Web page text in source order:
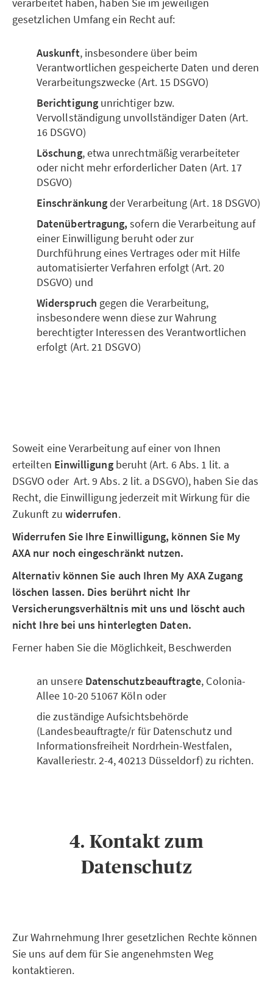
gesetzlichen Umfang ein Recht auf:
Auskunft, insbesondere über beim
Verantwortlichen gespeicherte Daten und deren
Verarbeitungszwecke (Art. 15 DSGVO)
Berichtigungunrichtiger bzw.
Vervollständigung unvollständiger Daten (Art.
16 DSGVO)
Löschung, etwa unrechtmäßig verarbeiteter
oder nicht mehr erforderlicher Daten (Art. 17
DSGVO)
Einschränkungder Verarbeitung (Art. 18 DSGVO)
Datenübertragung,sofern die Verarbeitung auf
einer Einwilligung beruht oder zur
Durchführung eines Vertrages oder mit Hilfe
automatisierter Verfahren erfolgt (Art. 20
DSGVO) und
Widerspruch gegen die Verarbeitung,
insbesondere wenn diese zur Wahrung
berechtigter Interessen des Verantwortlichen
erfolgt (Art. 21 DSGVO)
Soweit eine Verarbeitung auf einer von Ihnen
erteilten Einwilligungberuht (Art. 6 Abs. 1 lit. a
DSGVO oder Art. 9 Abs. 2 lit. a DSGVO), haben Sie das
Recht, die Einwilligung jederzeit mit Wirkung für die
Zukunft zu widerrufen.
Widerrufen Sie Ihre Einwilligung, können Sie My
AXA nur noch eingeschränkt nutzen.
Alternativ können Sie auch Ihren My AXA Zugang
löschen lassen. Dies berührt nicht Ihr
Versicherungsverhältnis mit uns und löscht auch
nicht Ihre bei uns hinterlegten Daten.
Ferner haben Sie die Möglichkeit, Beschwerden
an unsere Datenschutzbeauftragte, Colonia-
Allee 10-20 51067 Köln oder
die zuständige Aufsichtsbehörde
(Landesbeauftragte/r für Datenschutz und
Informationsfreiheit Nordrhein-Westfalen,
Kavalleriestr. 2-4, 40213 Düsseldorf) zu richten.
4. Kontakt zum
Datenschutz
Zur Wahrnehmung Ihrer gesetzlichen Rechte können
Sie uns auf dem für Sie angenehmsten Weg
kontaktieren.